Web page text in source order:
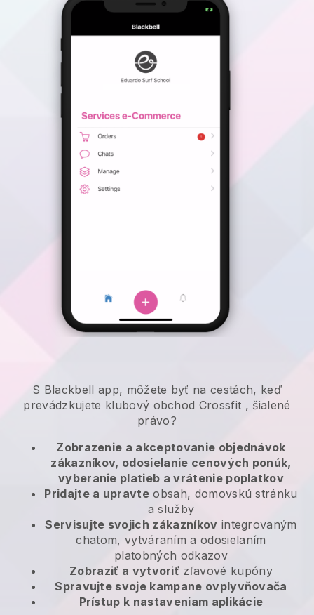
S Blackbell app, môžete byť na cestách, keď
prevádzkujete klubový obchod Crossfit , šialené
právo?
Zobrazenie a akceptovanie objednávok
zákazníkov, odosielanie cenových ponúk,
vyberanie platieb a vrátenie poplatkov
Pridajte a upravte obsah, domovskú stránku
a služby
Servisujte svojich zákazníkov integrovaným
chatom, vytváraním a odosielaním
platobných odkazov
Zobraziť a vytvoriť zľavové kupóny
Spravujte svoje kampane ovplyvňovača
Prístup k nastaveniam aplikácie